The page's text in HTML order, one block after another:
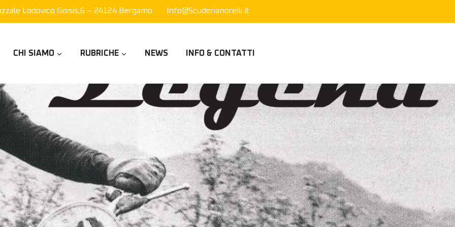
Lodovico Goisis,6 – 24124 Bergamo Info@scuderianorelli.it
CHI SIAMO RUBRICHE NEWS INFO & CONTATTI